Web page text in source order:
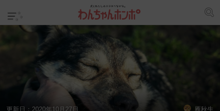
更新日： 2020年10月27日 雁秋生